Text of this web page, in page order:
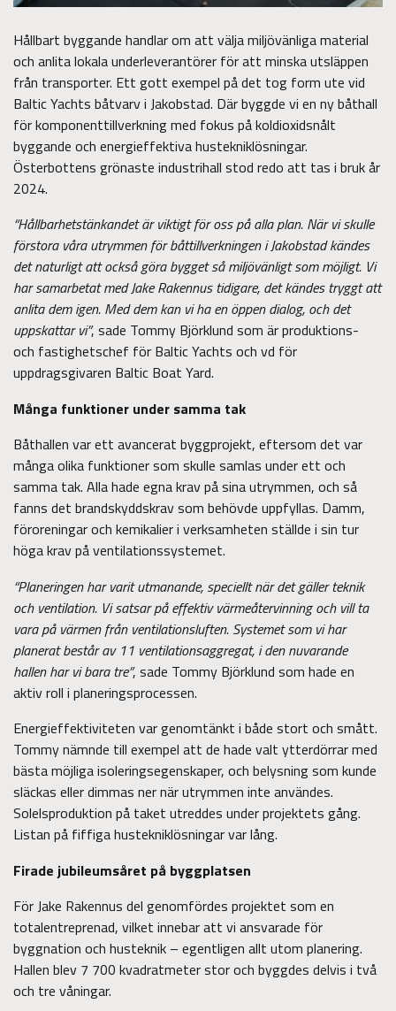
Hållbart byggande handlar om att välja miljövänliga material
och anlita lokala underleverantörer för att minska utsläppen
från transporter. Ett gott exempel på det tog form ute vid
Baltic Yachts båtvarv i Jakobstad. Där byggde vi en ny båthall
för komponenttillverkning med fokus på koldioxidsnålt
byggande och energieffektiva hustekniklösningar.
Österbottens grönaste industrihall stod redo att tas i bruk år
2024.
“Hållbarhetstänkandet är viktigt för oss på alla plan. När vi skulle
förstora våra utrymmen för båttillverkningen i Jakobstad kändes
det naturligt att också göra bygget så miljövänligt som möjligt. Vi
har samarbetat med Jake Rakennus tidigare, det kändes tryggt att
anlita dem igen. Med dem kan vi ha en öppen dialog, och det
uppskattar vi”, sade Tommy Björklund som är produktions-
och fastighetschef för Baltic Yachts och vd för
uppdragsgivaren Baltic Boat Yard.
Många funktioner under samma tak
Båthallen var ett avancerat byggprojekt, eftersom det var
många olika funktioner som skulle samlas under ett och
samma tak. Alla hade egna krav på sina utrymmen, och så
fanns det brandskyddskrav som behövde uppfyllas. Damm,
föroreningar och kemikalier i verksamheten ställde i sin tur
höga krav på ventilationssystemet.
“Planeringen har varit utmanande, speciellt när det gäller teknik
och ventilation. Vi satsar på effektiv värmeåtervinning och vill ta
vara på värmen från ventilationsluften. Systemet som vi har
planerat består av 11 ventilationsaggregat, i den nuvarande
hallen har vi bara tre”, sade Tommy Björklund som hade en
aktiv roll i planeringsprocessen.
Energieffektiviteten var genomtänkt i både stort och smått.
Tommy nämnde till exempel att de hade valt ytterdörrar med
bästa möjliga isoleringsegenskaper, och belysning som kunde
släckas eller dimmas ner när utrymmen inte användes.
Solelsproduktion på taket utreddes under projektets gång.
Listan på fiffiga hustekniklösningar var lång.
Firade jubileumsåret på byggplatsen
För Jake Rakennus del genomfördes projektet som en
totalentreprenad, vilket innebar att vi ansvarade för
byggnation och husteknik – egentligen allt utom planering.
Hallen blev 7 700 kvadratmeter stor och byggdes delvis i två
och tre våningar.